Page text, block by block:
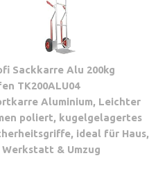
Sackkarre Alu 200kg
TK200ALU04
Aluminium, Leichter
poliert, kugelgelagertes
ideal für Haus,
Werkstatt & Umzug